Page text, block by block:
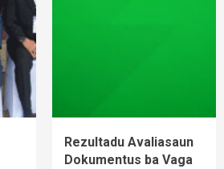
Rezultadu Avaliasaun
Dokumentus ba Vaga